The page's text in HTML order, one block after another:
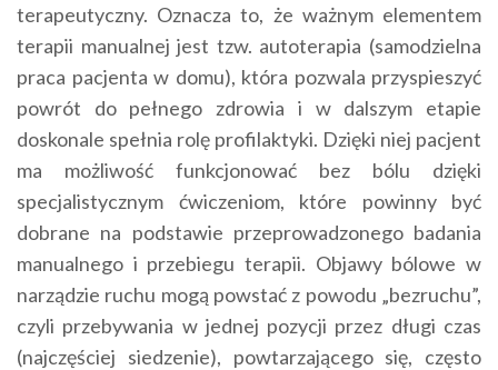
terapeutyczny. Oznacza to, że ważnym elementem
terapii manualnej jest tzw. autoterapia (samodzielna
praca pacjenta w domu), która pozwala przyspieszyć
powrót do pełnego zdrowia i w dalszym etapie
doskonale spełnia rolę profilaktyki. Dzięki niej pacjent
ma możliwość funkcjonować bez bólu dzięki
specjalistycznym ćwiczeniom, które powinny być
dobrane na podstawie przeprowadzonego badania
manualnego i przebiegu terapii. Objawy bólowe w
narządzie ruchu mogą powstać z powodu „bezruchu”,
czyli przebywania w jednej pozycji przez długi czas
(najczęściej siedzenie), powtarzającego się, często